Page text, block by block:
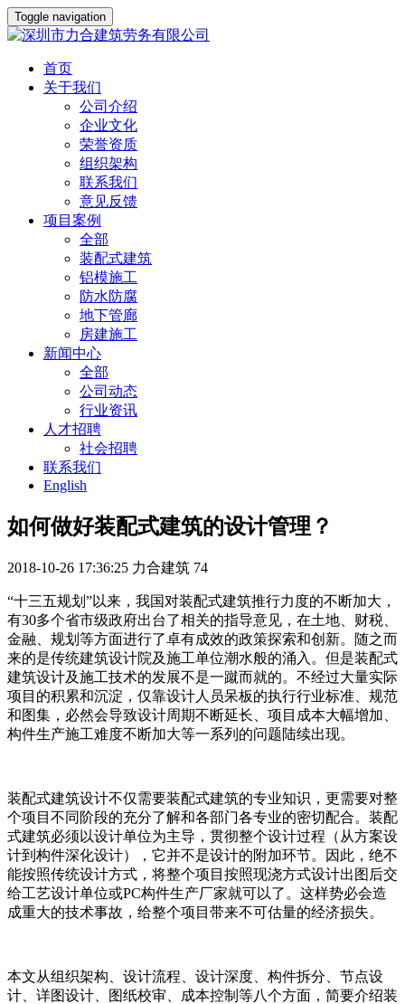
Toggle navigation
首页
关于我们
公司介绍
企业文化
荣誉资质
组织架构
联系我们
意见反馈
项目案例
全部
装配式建筑
铝模施工
防水防腐
地下管廊
房建施工
新闻中心
全部
公司动态
行业资讯
人才招聘
社会招聘
联系我们
English
如何做好装配式建筑的设计管理？
2018-10-26 17:36:25 力合建筑 74
“十三五规划”以来，我国对装配式建筑推行力度的不断加大，
有30多个省市级政府出台了相关的指导意见，在土地、财税、
金融、规划等方面进行了卓有成效的政策探索和创新。随之而
来的是传统建筑设计院及施工单位潮水般的涌入。但是装配式
建筑设计及施工技术的发展不是一蹴而就的。不经过大量实际
项目的积累和沉淀，仅靠设计人员呆板的执行行业标准、规范
和图集，必然会导致设计周期不断延长、项目成本大幅增加、
构件生产施工难度不断加大等一系列的问题陆续出现。
装配式建筑设计不仅需要装配式建筑的专业知识，更需要对整
个项目不同阶段的充分了解和各部门各专业的密切配合。装配
式建筑必须以设计单位为主导，贯彻整个设计过程（从方案设
计到构件深化设计），它并不是设计的附加环节。因此，绝不
能按照传统设计方式，将整个项目按照现浇方式设计出图后交
给工艺设计单位或PC构件生产厂家就可以了。这样势必会造
成重大的技术事故，给整个项目带来不可估量的经济损失。
本文从组织架构、设计流程、设计深度、构件拆分、节点设
计、详图设计、图纸校审、成本控制等八个方面，简要介绍装